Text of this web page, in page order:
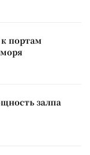
портам
залпа